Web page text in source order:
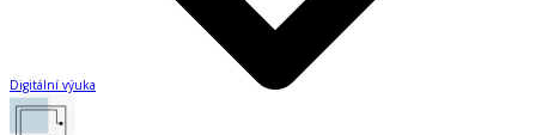
Digitální výuka